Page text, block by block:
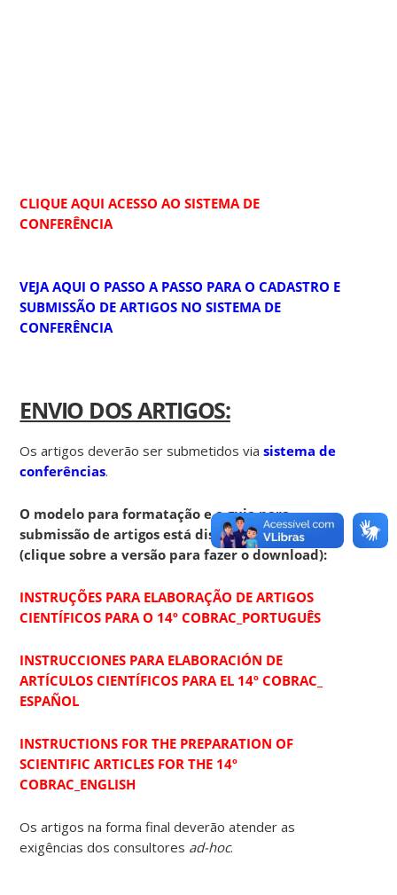
CLIQUE AQUI ACESSO AO SISTEMA DE
CONFERÊNCIA
VEJA AQUI O PASSO A PASSO PARA O CADASTRO E
SUBMISSÃO DE ARTIGOS NO SISTEMA DE
CONFERÊNCIA
ENVIO DOS ARTIGOS:
Os artigos deverão ser submetidos viasistema de
conferências.
O modelo para formatação e o guia para
submissão de artigos está disponível abaixo
(clique sobre a versão para fazer o download):
INSTRUÇÕES PARA ELABORAÇÃO DE ARTIGOS
CIENTÍFICOS PARA O 14º COBRAC_PORTUGUÊS
INSTRUCCIONES PARA ELABORACIÓN DE
ARTÍCULOS CIENTÍFICOS PARA EL 14º COBRAC_
ESPAÑOL
INSTRUCTIONS FOR THE PREPARATION OF
SCIENTIFIC ARTICLES FOR THE 14º
COBRAC_ENGLISH
Os artigos na forma final deverão atender as
exigências dos consultores ad-hoc.